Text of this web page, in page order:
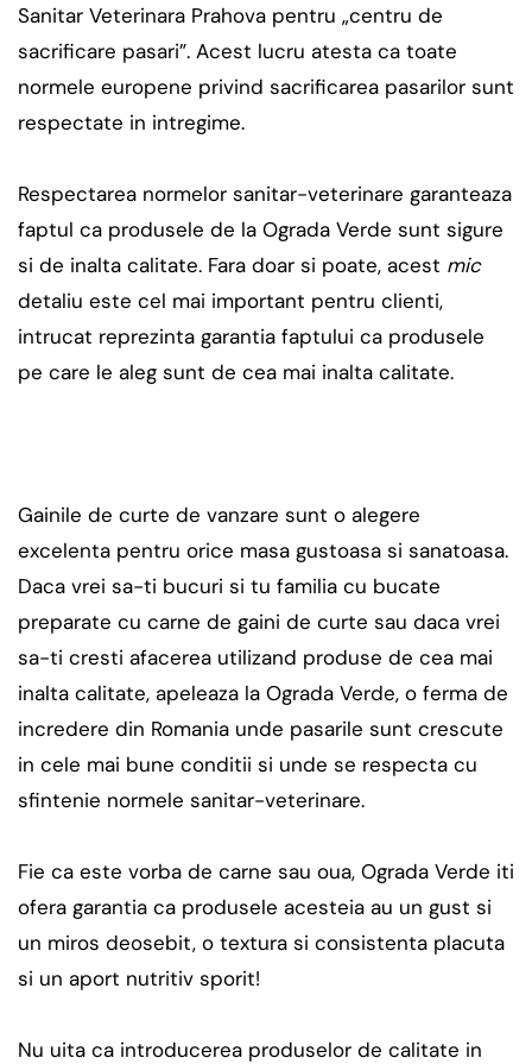
Sanitar Veterinara Prahova pentru „centru de
sacrificare pasari”. Acest lucru atesta ca toate
normele europene privind sacrificarea pasarilor sunt
respectate in intregime.
Respectarea normelor sanitar-veterinare garanteaza
faptul ca produsele de la Ograda Verde sunt sigure
si de inalta calitate. Fara doar si poate, acest mic
detaliu este cel mai important pentru clienti,
intrucat reprezinta garantia faptului ca produsele
pe care le aleg sunt de cea mai inalta calitate.
Gainile de curte de vanzare sunt o alegere
excelenta pentru orice masa gustoasa si sanatoasa.
Daca vrei sa-ti bucuri si tu familia cu bucate
preparate cu carne de gaini de curte sau daca vrei
sa-ti cresti afacerea utilizand produse de cea mai
inalta calitate, apeleaza la Ograda Verde, o ferma de
incredere din Romania unde pasarile sunt crescute
in cele mai bune conditii si unde se respecta cu
sfintenie normele sanitar-veterinare.
Fie ca este vorba de carne sau oua, Ograda Verde iti
ofera garantia ca produsele acesteia au un gust si
un miros deosebit, o textura si consistenta placuta
si un aport nutritiv sporit!
Nu uita ca introducerea produselor de calitate in